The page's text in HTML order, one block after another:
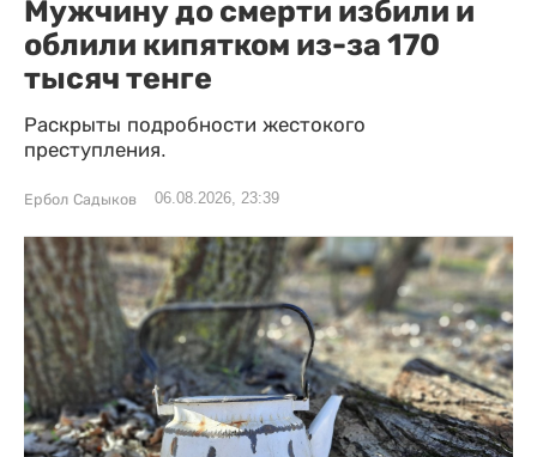
Мужчину до смерти избили и
облили кипятком из-за 170
тысяч тенге
Раскрыты подробности жестокого
преступления.
Ербол Садыков 06.08.2026, 23:39